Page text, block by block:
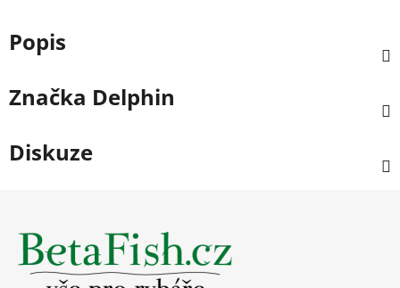
Popis
Značka Delphin
Diskuze